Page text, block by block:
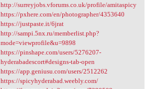
http://surreyjobs.vforums.co.uk/profile/amitaspicy
https://pxhere.com/en/photographer/4353640
https://justpaste.it/6jrat
http://sampi.5nx.ru/memberlist.php?
mode=viewprofile&u=9898
https://pinshape.com/users/5276207-
hyderabadescort#designs-tab-open
https://app.geniusu.com/users/2512262
https://spicyhyderabad.weebly.com/